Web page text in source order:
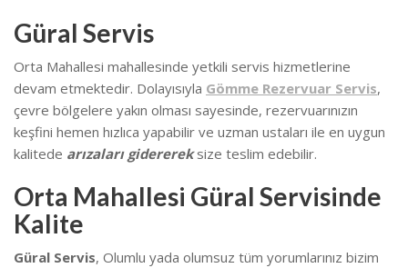
Güral Servis
Orta Mahallesi mahallesinde yetkili servis hizmetlerine
devam etmektedir. Dolayısıyla Gömme Rezervuar Servis,
çevre bölgelere yakın olması sayesinde, rezervuarınızın
keşfini hemen hızlıca yapabilir ve uzman ustaları ile en uygun
kalitede arızaları giderereksize teslim edebilir.
Orta Mahallesi Güral Servisinde
Kalite
Güral Servis, Olumlu yada olumsuz tüm yorumlarınız bizim